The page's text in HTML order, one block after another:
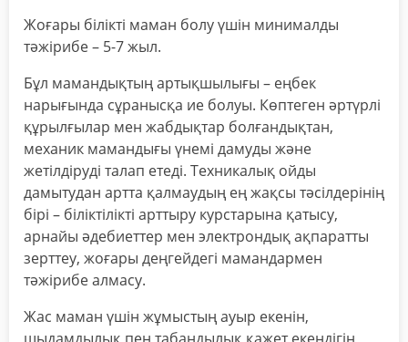
Жоғары білікті маман болу үшін минималды
тәжірибе – 5-7 жыл.
Бұл мамандықтың артықшылығы – еңбек
нарығында сұранысқа ие болуы. Көптеген әртүрлі
құрылғылар мен жабдықтар болғандықтан,
механик мамандығы үнемі дамуды және
жетілдіруді талап етеді. Техникалық ойды
дамытудан артта қалмаудың ең жақсы тәсілдерінің
бірі – біліктілікті арттыру курстарына қатысу,
арнайы әдебиеттер мен электрондық ақпаратты
зерттеу, жоғары деңгейдегі мамандармен
тәжірибе алмасу.
Жас маман үшін жұмыстың ауыр екенін,